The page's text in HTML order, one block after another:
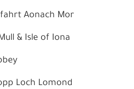
Aonach Mor
& Isle of Iona
Loch Lomond